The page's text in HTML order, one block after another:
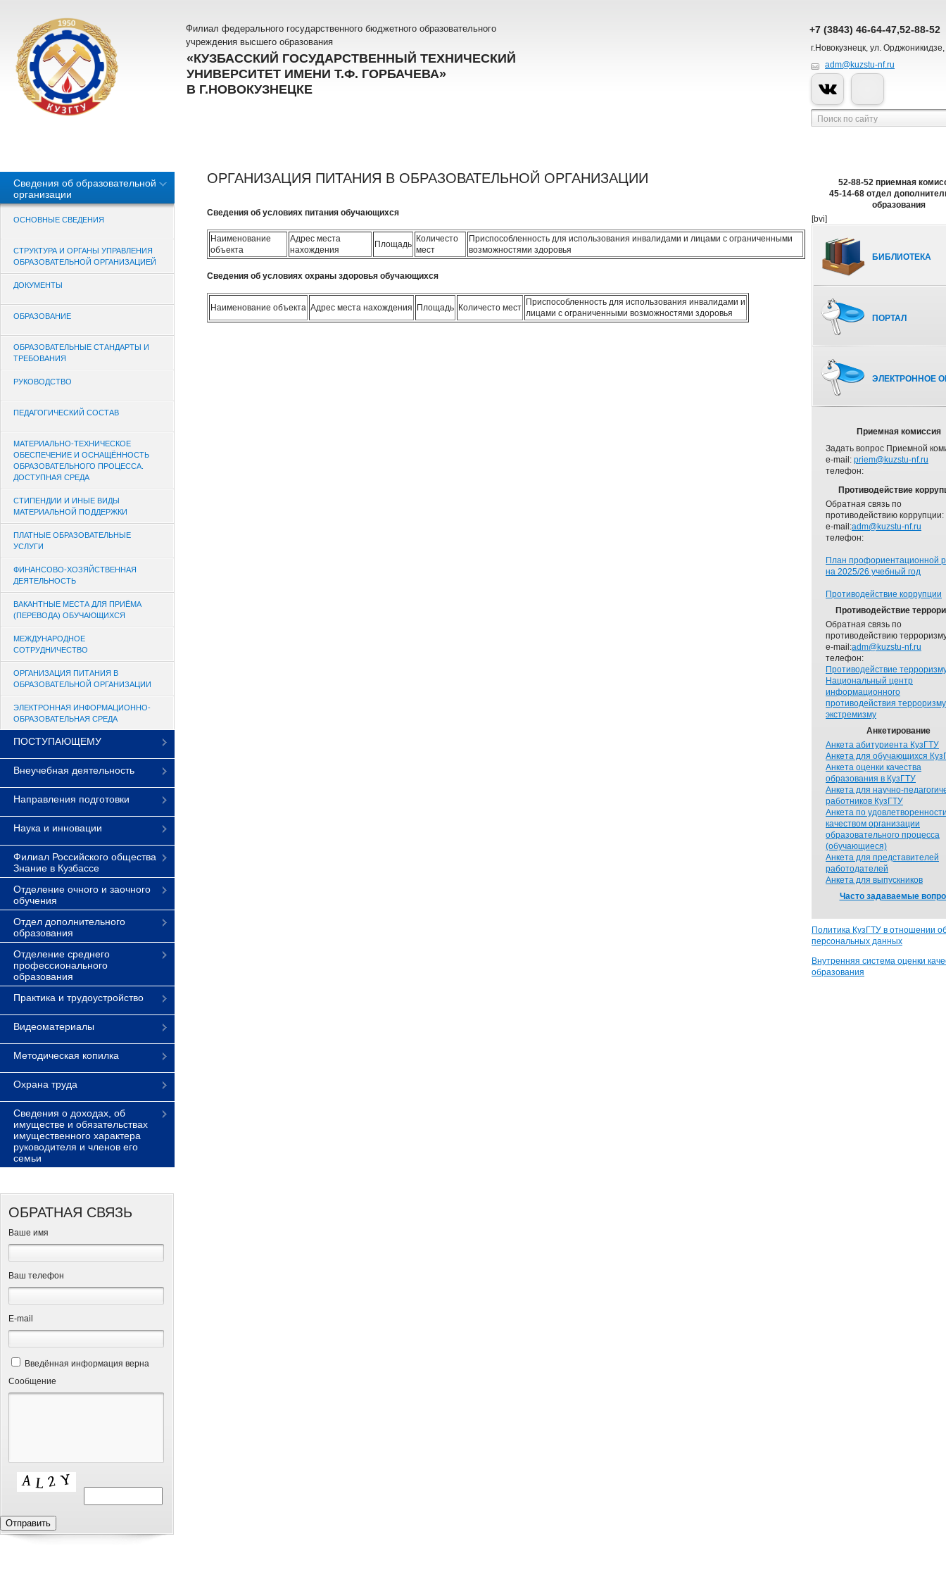
Филиал федерального государственного бюджетного образовательного
учреждения высшего образования
«КУЗБАССКИЙ ГОСУДАРСТВЕННЫЙ ТЕХНИЧЕСКИЙ
УНИВЕРСИТЕТ ИМЕНИ Т.Ф. ГОРБАЧЕВА»
В Г.НОВОКУЗНЕЦКЕ
+7 (3843) 46-64-47,52-88-52
г.Новокузнецк, ул.
adm@kuzstu-nf.ru
Сведения об образовательной
организации
ОСНОВНЫЕ СВЕДЕНИЯ
СТРУКТУРА И ОРГАНЫ УПРАВЛЕНИЯ
ОБРАЗОВАТЕЛЬНОЙ ОРГАНИЗАЦИЕЙ
ДОКУМЕНТЫ
ОБРАЗОВАНИЕ
ОБРАЗОВАТЕЛЬНЫЕ СТАНДАРТЫ И
ТРЕБОВАНИЯ
РУКОВОДСТВО
ПЕДАГОГИЧЕСКИЙ СОСТАВ
МАТЕРИАЛЬНО-ТЕХНИЧЕСКОЕ
ОБЕСПЕЧЕНИЕ И ОСНАЩЁННОСТЬ
ОБРАЗОВАТЕЛЬНОГО ПРОЦЕССА.
ДОСТУПНАЯ СРЕДА
СТИПЕНДИИ И ИНЫЕ ВИДЫ
МАТЕРИАЛЬНОЙ ПОДДЕРЖКИ
ПЛАТНЫЕ ОБРАЗОВАТЕЛЬНЫЕ
УСЛУГИ
ФИНАНСОВО-ХОЗЯЙСТВЕННАЯ
ДЕЯТЕЛЬНОСТЬ
ВАКАНТНЫЕ МЕСТА ДЛЯ ПРИЁМА
(ПЕРЕВОДА) ОБУЧАЮЩИХСЯ
МЕЖДУНАРОДНОЕ
СОТРУДНИЧЕСТВО
ОРГАНИЗАЦИЯ ПИТАНИЯ В
ОБРАЗОВАТЕЛЬНОЙ ОРГАНИЗАЦИИ
ЭЛЕКТРОННАЯ ИНФОРМАЦИОННО-
ОБРАЗОВАТЕЛЬНАЯ СРЕДА
ПОСТУПАЮЩЕМУ
Внеучебная деятельность
Направления подготовки
Наука и инновации
Филиал Российского общества
Знание в Кузбассе
Отделение очного и заочного
обучения
Отдел дополнительного
образования
Отделение среднего
профессионального
образования
Практика и трудоустройство
Видеоматериалы
Методическая копилка
Охрана труда
Сведения о доходах, об
имуществе и обязательствах
имущественного характера
руководителя и членов его
семьи
ОБРАТНАЯ СВЯЗЬ
Ваше имя
Ваш телефон
Е-mail
Введённая информация верна
Сообщение
52-88-52 приемная
45-14-68 отдел
образования
[bvi]
БИБЛИОТЕКА
ПОРТАЛ
ЭЛЕКТРОННОЕ
Приемная комиссия
Задать вопрос Приемной
e-mail: priem@kuzstu-nf.ru
телефон:
Противодействие
Обратная связь по
противодействию коррупции:
e-mail:adm@kuzstu-nf.ru
телефон:
План профориентационной
на 2025/26 учебный год
Противодействие коррупции
Противодействие
Обратная связь по
противодействию
e-mail:adm@kuzstu-nf.ru
телефон:
Противодействие
Национальный центр
информационного
противодействия
экстремизму
Анкетирование
Анкета абитуриента КузГТУ
Анкета для обучающихся
Анкета оценки качества
образования в КузГТУ
Анкета для научно-
работников КузГТУ
Анкета по
качеством организации
образовательного процесса
(обучающиеся)
Анкета для представителей
работодателей
Анкета для выпускников
Часто задаваемые
Политика КузГТУ в отношении
персональных данных
Внутренняя система оценки
образования
ОРГАНИЗАЦИЯ ПИТАНИЯ В ОБРАЗОВАТЕЛЬНОЙ ОРГАНИЗАЦИИ
Сведения об условиях питания обучающихся
Наименование
объекта
Адрес места
нахождения
Площадь
Количесто
мест
Приспособленность для использования инвалидами и лицами с ограниченными
возможностями здоровья
Сведения об условиях охраны здоровья обучающихся
Наименование объекта Адрес места нахождения Площадь Количесто мест
Приспособленность для использования инвалидами и
лицами с ограниченными возможностями здоровья